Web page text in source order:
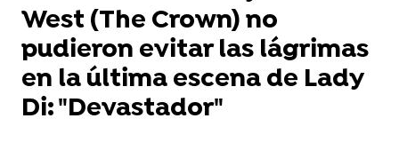
West (The Crown) no
pudieron evitar las lágrimas
en la última escena de Lady
Di: "Devastador"